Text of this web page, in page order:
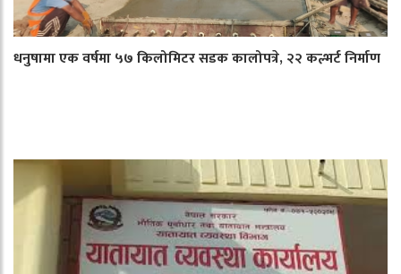
धनुषामा एक वर्षमा ५७ किलोमिटर सडक कालोपत्रे, २२ कल्भर्ट निर्माण